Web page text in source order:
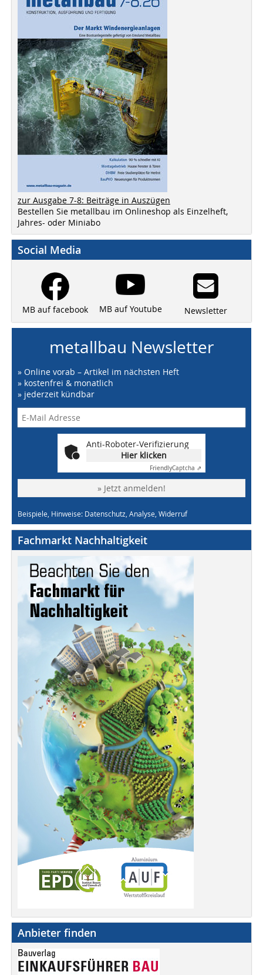
zur Ausgabe 7-8: Beiträge in Auszügen
Bestellen Sie metallbau im Onlineshop als Einzelheft,
Jahres- oder Miniabo
Social Media
MB auf facebook MB auf Youtube Newsletter
metallbau Newsletter
» Online vorab – Artikel im nächsten Heft
» kostenfrei & monatlich
» jederzeit kündbar
Anti-Roboter-Verifizierung
Hier klicken
FriendlyCaptcha ⇗
» Jetzt anmelden!
Beispiele, Hinweise: Datenschutz, Analyse, Widerruf
Fachmarkt Nachhaltigkeit
Anbieter finden